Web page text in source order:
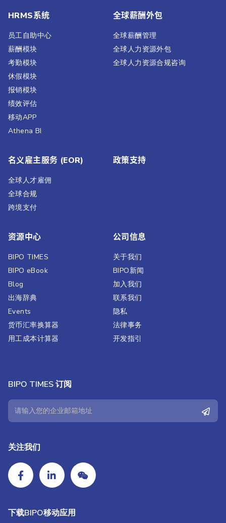
HRMS系统
员工自助中心
薪酬模块
考勤模块
休假模块
报销模块
绩效评估​
移动APP
Athena BI
全球薪酬外包
全球薪酬管理
全球人力资源外包
全球人力资源合规咨询
名义雇主服务 (EOR)
全球人才雇佣
全球合规
跨境支付
政策支持
资源中心
BIPO TIMES
BIPO eBook
Blog
出海辞典
Events
货币汇率换算器
用工成本计算器
公司信息
关于我们
BIPO新闻​
加入我们
联系我们
隐私
法律事务
开发指引
BIPO TIMES 订阅
关注我们
下载BIPO移动应用